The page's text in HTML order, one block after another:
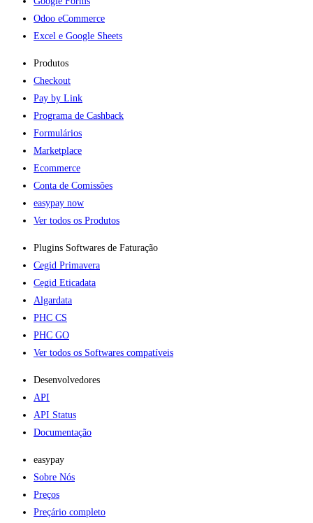
Odoo eCommerce
Excel e Google Sheets
Produtos
Checkout
Pay by Link
Programa de Cashback
Formulários
Marketplace
Ecommerce
Conta de Comissões
easypay now
Ver todos os Produtos
Plugins Softwares de Faturação​
Cegid Primavera
Cegid Eticadata
Algardata
PHC CS
PHC GO
Ver todos os Softwares compatíveis
Desenvolvedores
API
API Status
Documentação
easypay
Sobre Nós
Preços
Preçário completo